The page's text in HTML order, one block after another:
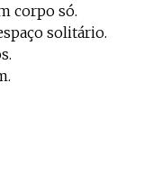
corpo só.
solitário.